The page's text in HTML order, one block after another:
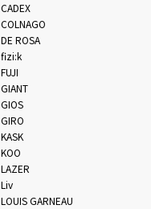
CADEX
COLNAGO
DE ROSA
fizi:k
FUJI
GIANT
GIOS
GIRO
KASK
KOO
LAZER
Liv
LOUIS GARNEAU